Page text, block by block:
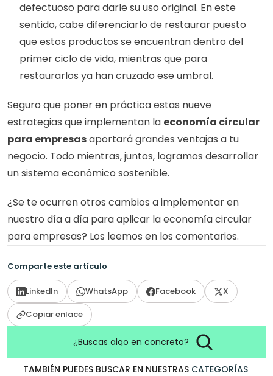
defectuoso para darle su uso original. En este
sentido, cabe diferenciarlo de restaurar puesto
que estos productos se encuentran dentro del
primer ciclo de vida, mientras que para
restaurarlos ya han cruzado ese umbral.
Seguro que poner en práctica estas nueve
estrategias que implementan la economía circular
para empresas aportará grandes ventajas a tu
negocio. Todo mientras, juntos, logramos desarrollar
un sistema económico sostenible.
¿Se te ocurren otros cambios a implementar en
nuestro día a día para aplicar la economía circular
para empresas? Los leemos en los comentarios.
Comparte este artículo
LinkedIn WhatsApp Facebook
X
Copiar enlace
¿Buscas algo en concreto?
TAMBIÉN PUEDES BUSCAR EN NUESTRAS CATEGORÍAS